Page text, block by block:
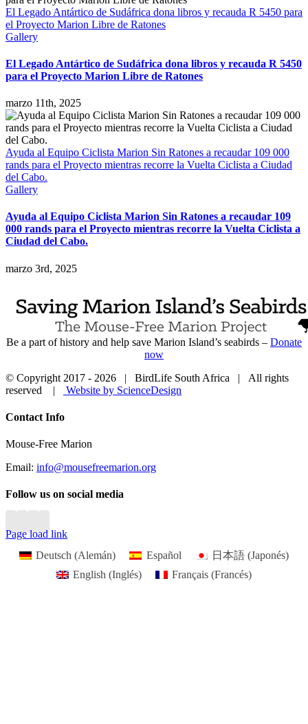
El Legado Antártico de Sudáfrica dona libros y recauda R 5450 para
el Proyecto Marion Libre de Ratones
Gallery
El Legado Antártico de Sudáfrica dona libros y recauda R 5450
para el Proyecto Marion Libre de Ratones
marzo 11th, 2025
Ayuda al Equipo Ciclista Marion Sin Ratones a recaudar 109 000
rands para el Proyecto mientras recorre la Vuelta Ciclista a Ciudad
del Cabo.
Gallery
Ayuda al Equipo Ciclista Marion Sin Ratones a recaudar 109
000 rands para el Proyecto mientras recorre la Vuelta Ciclista a
Ciudad del Cabo.
marzo 3rd, 2025
Be a part of history and help save Marion Island’s seabirds – Donate
now
© Copyright 2017 - 2026 | BirdLife South Africa | All rights
reserved |
Website by ScienceDesign
Close
Bar
Contact Info
Mouse-Free Marion
Email: info@mousefreemarion.org
Follow us on social media
Page load link
Deutsch (Alemán) Español 日本語 (Japonés)
English (Inglés) Français (Francés)